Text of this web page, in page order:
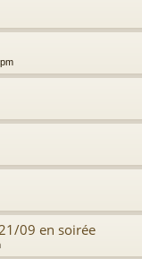
09 en soirée